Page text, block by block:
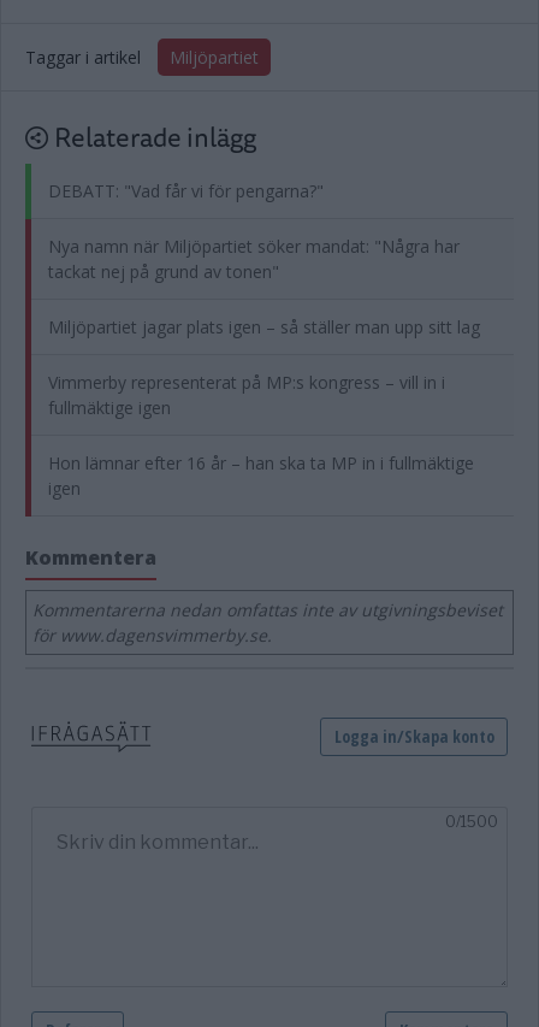
Taggar i artikel Miljöpartiet
Relaterade inlägg
DEBATT: "Vad får vi för pengarna?"
Nya namn när Miljöpartiet söker mandat: "Några har
tackat nej på grund av tonen"
Miljöpartiet jagar plats igen – så ställer man upp sitt lag
Vimmerby representerat på MP:s kongress – vill in i
fullmäktige igen
Hon lämnar efter 16 år – han ska ta MP in i fullmäktige
igen
Kommentera
Kommentarerna nedan omfattas inte av utgivningsbeviset
för www.dagensvimmerby.se.